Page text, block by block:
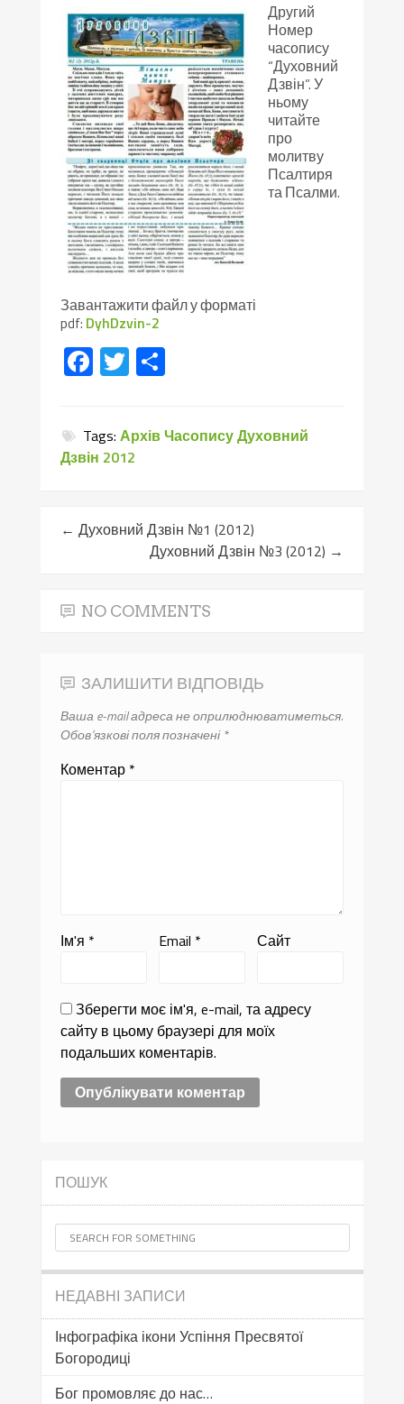
Другий
Номер
часопису
“Духовний
Дзвін”. У
ньому
читайте
про
молитву
Псалтиря
та Псалми.
Завантажити файл у форматі
pdf: DyhDzvin-2
Facebook
Twitter
Tags:Архів Часопису Духовний
Дзвін 2012
← Духовний Дзвін №1 (2012)
Духовний Дзвін №3 (2012) →
NO COMMENTS
ЗАЛИШИТИ ВІДПОВІДЬ
Ваша e-mail адреса не оприлюднюватиметься.
Обов’язкові поля позначені*
Коментар *
Ім'я * Email * Сайт
Зберегти моє ім'я, e-mail, та адресу
сайту в цьому браузері для моїх
подальших коментарів.
ПОШУК
НЕДАВНІ ЗАПИСИ
Інфографіка ікони Успіння Пресвятої
Богородиці
Бог промовляє до нас…